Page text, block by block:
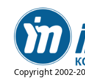
Copyright 2002-